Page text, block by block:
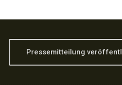
Pressemitteilung